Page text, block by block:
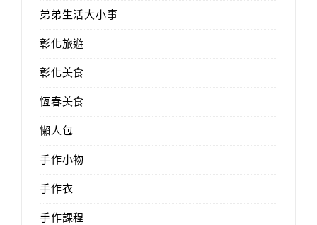
弟弟生活大小事
彰化旅遊
彰化美食
恆春美食
懶人包
手作小物
手作衣
手作課程